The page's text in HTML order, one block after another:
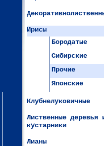
Ирисы
Бородатые
Сибирские
Прочие
Японские
Клубнелуковичные
Лиственные деревья
кустарники
Лианы